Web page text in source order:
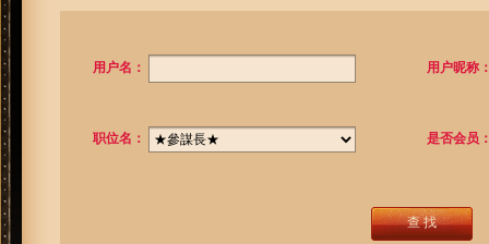
用户名： 用户昵称
职位名： 是否会员
查 找